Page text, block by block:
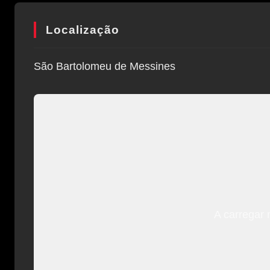
Localização
São Bartolomeu de Messines